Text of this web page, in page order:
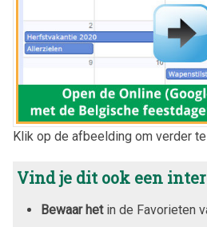
Klik op de afbeelding om verder te
Vind je dit ook een
Bewaar hetin de Favorieten